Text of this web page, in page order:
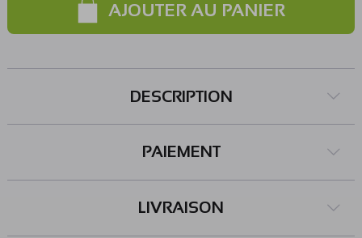
AJOUTER AU PANIER
DESCRIPTION
PAIEMENT
LIVRAISON